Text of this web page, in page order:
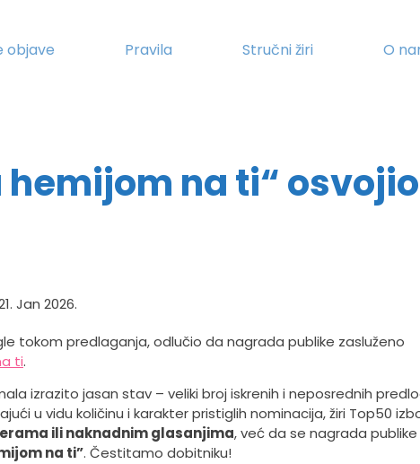
objave Pravila Stručni žiri O
na ti“ osvojio
Jan 2026.
tokom predlaganja, odlučio da nagrada publike zasluženo
ti.
izrazito jasan stav – veliki broj iskrenih i neposrednih
u vidu količinu i karakter pristiglih nominacija, žiri Top50
ili naknadnim glasanjima, već da se nagrada publike
na ti”. Čestitamo dobitniku!